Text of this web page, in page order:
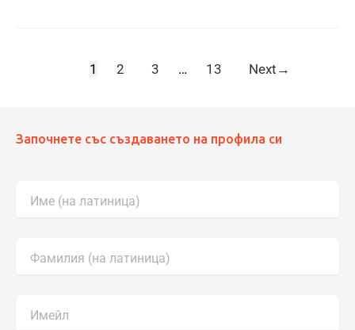
1 2 3 … 13 Next →
Започнете със създаването на профила си
Име (на латиница)
Фамилия (на латиница)
Имейл